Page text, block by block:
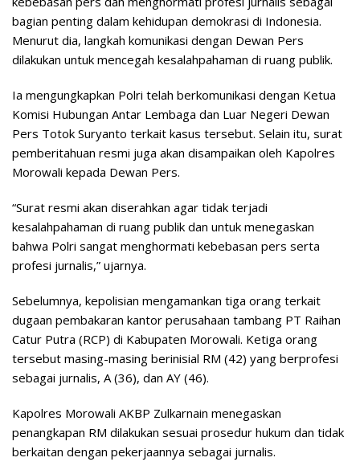
bagian penting dalam kehidupan demokrasi di Indonesia.
Menurut dia, langkah komunikasi dengan Dewan Pers
dilakukan untuk mencegah kesalahpahaman di ruang publik.
Ia mengungkapkan Polri telah berkomunikasi dengan Ketua
Komisi Hubungan Antar Lembaga dan Luar Negeri Dewan
Pers Totok Suryanto terkait kasus tersebut. Selain itu, surat
pemberitahuan resmi juga akan disampaikan oleh Kapolres
Morowali kepada Dewan Pers.
“Surat resmi akan diserahkan agar tidak terjadi
kesalahpahaman di ruang publik dan untuk menegaskan
bahwa Polri sangat menghormati kebebasan pers serta
profesi jurnalis,” ujarnya.
Sebelumnya, kepolisian mengamankan tiga orang terkait
dugaan pembakaran kantor perusahaan tambang PT Raihan
Catur Putra (RCP) di Kabupaten Morowali. Ketiga orang
tersebut masing-masing berinisial RM (42) yang berprofesi
sebagai jurnalis, A (36), dan AY (46).
Kapolres Morowali AKBP Zulkarnain menegaskan
penangkapan RM dilakukan sesuai prosedur hukum dan tidak
berkaitan dengan pekerjaannya sebagai jurnalis.